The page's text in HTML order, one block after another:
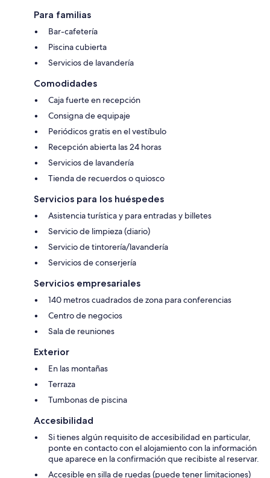
Para familias
Bar-cafetería
Piscina cubierta
Servicios de lavandería
Comodidades
Caja fuerte en recepción
Consigna de equipaje
Periódicos gratis en el vestíbulo
Recepción abierta las 24 horas
Servicios de lavandería
Tienda de recuerdos o quiosco
Servicios para los huéspedes
Asistencia turística y para entradas y billetes
Servicio de limpieza (diario)
Servicio de tintorería/lavandería
Servicios de conserjería
Servicios empresariales
140 metros cuadrados de zona para conferencias
Centro de negocios
Sala de reuniones
Exterior
En las montañas
Terraza
Tumbonas de piscina
Accesibilidad
Si tienes algún requisito de accesibilidad en particular,
ponte en contacto con el alojamiento con la información
que aparece en la confirmación que recibiste al reservar.
Accesible en silla de ruedas (puede tener limitaciones)